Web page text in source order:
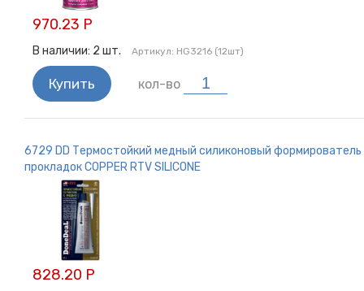
970.23 Р
В наличии: 2 шт. Артикул: HG3216 (12шт)
Купить кол-во
6729 DD Термостойкий медный силиконовый формирователь
прокладок COPPER RTV SILICONE
828.20 Р